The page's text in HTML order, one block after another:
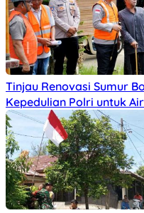
Tinjau Renovasi Sumur
Kepedulian Polri untuk